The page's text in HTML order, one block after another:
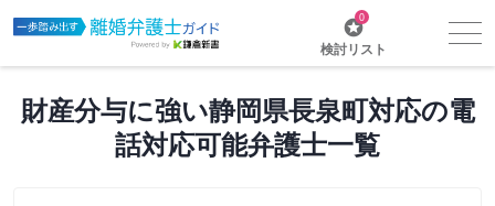
0
検討リスト
財産分与に強い静岡県長泉町対応の電
話対応可能弁護士一覧